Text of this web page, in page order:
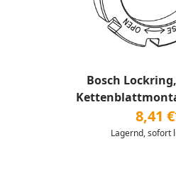
Bosch
8,41
Lagernd, sofort